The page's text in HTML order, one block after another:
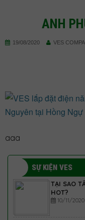
ANH
19/08/2020 VES
aaa
SỰ KIỆN VES
TẠI SAO
HOT?
10/11/2020